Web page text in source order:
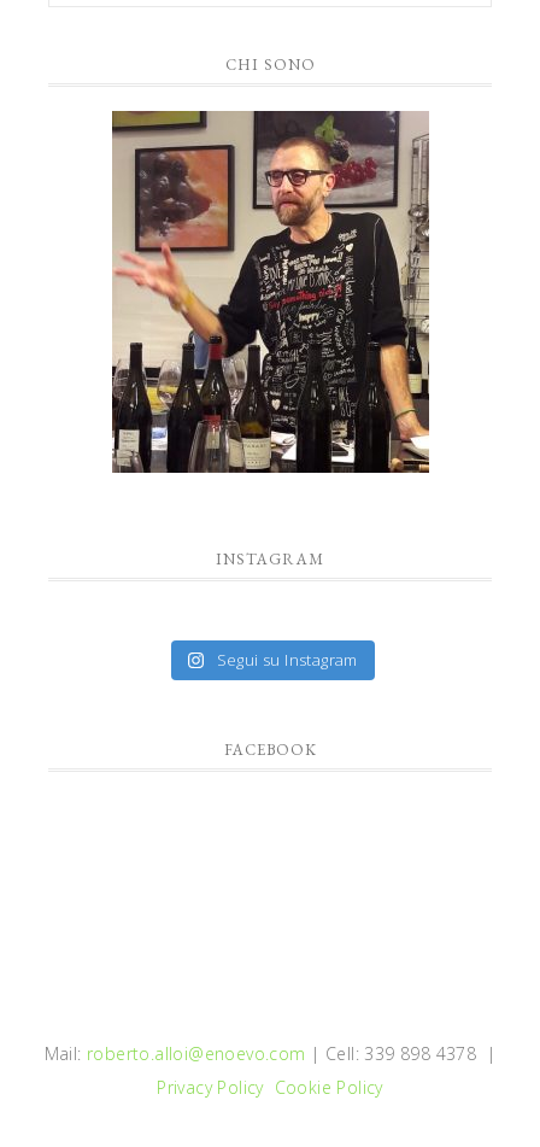
CHI SONO
INSTAGRAM
Segui su Instagram
FACEBOOK
Mail: roberto.alloi@enoevo.com | Cell: 339 898 4378 |
Privacy Policy Cookie Policy